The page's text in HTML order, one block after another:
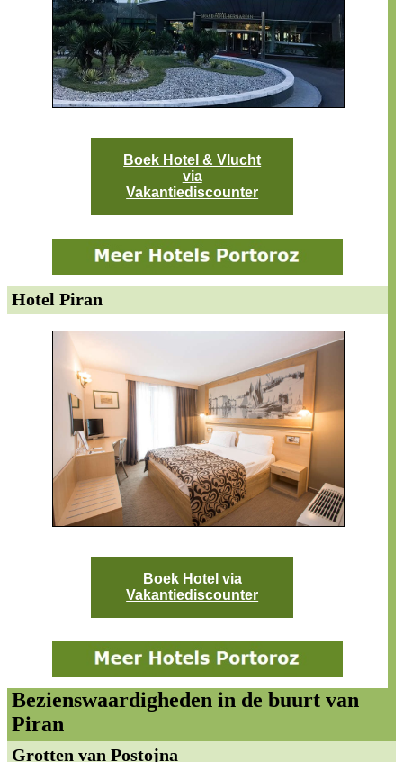
Boek Hotel & Vlucht
via
Vakantiediscounter
Hotel Piran
Boek Hotel via
Vakantiediscounter
Bezienswaardigheden in de buurt van
Piran
Grotten van Postojna